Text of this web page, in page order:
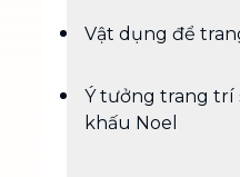
Vật dụng để
Ý tưởng trang trí
khấu Noel